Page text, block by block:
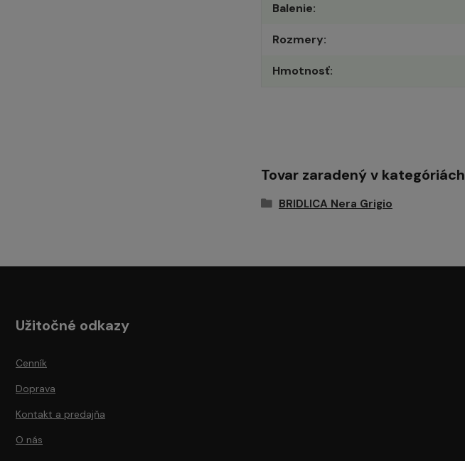
Balenie
Rozmery
Hmotnosť
Tovar zaradený v kategóriách
BRIDLICA Nera Grigio
Užitočné odkazy
Cenník
Doprava
Kontakt a predajňa
O nás